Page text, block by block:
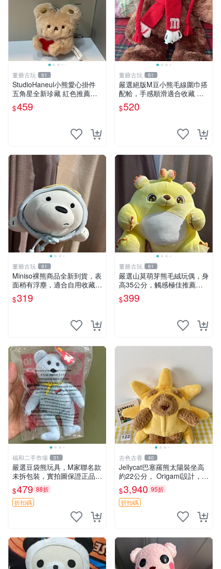
董爺古玩 61
StudioHaneul小熊愛心掛件
五角星全新珍藏 紅色推薦收
藏 玩具掛飾 掛件 新品
$459
董爺古玩 61
嚴選絕版M豆小熊毛線圍巾搭
配帢，手感順滑適合收藏 絕
版M豆小熊、圍巾、毛線帢
經典好搭
$520
董爺古玩 61
Miniso裸熊商品全新到貨，表
面稍有浮塵，適合自用收藏嚴
選款。 裸熊 商品 裸熊玩偶
$319
董爺古玩 61
嚴選山莫萌芽熊毛絨玩偶，身
高35公分，觸感極佳推薦收
藏 萌芽熊 毛絨玩偶 串珠玩偶
$399
福和二手市場 31
嚴選豆袋熊玩具，M家聯名款
未拆包裝，實拍圖保證正品
豆袋玩具 嚴選 M家 豆袋熊
$479 88折
折扣碼
古色古香 40
Jellycat巴塞羅熊太陽裝坐高
約22公分， Origami設計，來
自越南。嚴選 Recommendat
ion！巴塞羅、 Origami熊、J
elly
$3,940 95折
折扣碼